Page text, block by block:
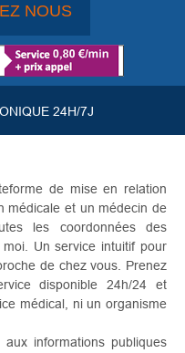
NOUS
24H/7J
de mise en relation
médicale et un médecin de
les coordonnées des
Un service intuitif pour
de chez vous. Prenez
disponible 24h/24 et
médical, ni un organisme
aux informations publiques